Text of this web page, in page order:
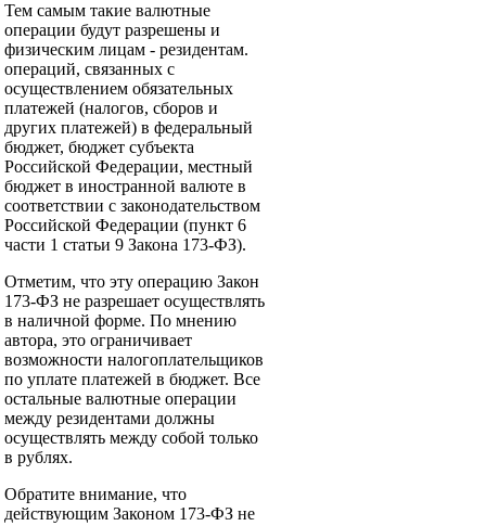
Тем самым такие валютные
операции будут разрешены и
физическим лицам - резидентам.
операций, связанных с
осуществлением обязательных
платежей (налогов, сборов и
других платежей) в федеральный
бюджет, бюджет субъекта
Российской Федерации, местный
бюджет в иностранной валюте в
соответствии с законодательством
Российской Федерации (пункт 6
части 1 статьи 9 Закона 173-ФЗ).
Отметим, что эту операцию Закон
173-ФЗ не разрешает осуществлять
в наличной форме. По мнению
автора, это ограничивает
возможности налогоплательщиков
по уплате платежей в бюджет. Все
остальные валютные операции
между резидентами должны
осуществлять между собой только
в рублях.
Обратите внимание, что
действующим Законом 173-ФЗ не